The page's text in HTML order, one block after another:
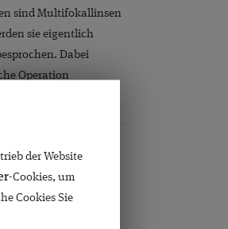
sind Multifokallinsen
sie eigentlich
Dabei
Operation
Operateur bei
Frage: Was tun,
der Website
-Cookies, um
Cookies Sie